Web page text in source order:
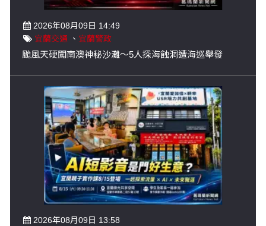
2026年08月09日 14:49
宜蘭交通 、 宜蘭警政
颱風天硬闖南澳神秘沙灘～5人探海蝕洞遭海巡舉發
2026年08月09日 13:58